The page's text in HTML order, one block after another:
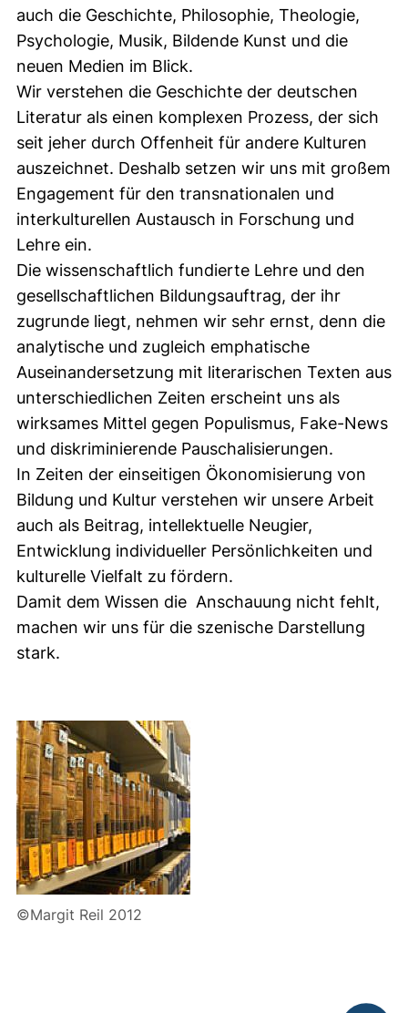
auch die Geschichte, Philosophie, Theologie,
Psychologie, Musik, Bildende Kunst und die
neuen Medien im Blick.
Wir verstehen die Geschichte der deutschen
Literatur als einen komplexen Prozess, der sich
seit jeher durch Offenheit für andere Kulturen
auszeichnet. Deshalb setzen wir uns mit großem
Engagement für den transnationalen und
interkulturellen Austausch in Forschung und
Lehre ein.
Die wissenschaftlich fundierte Lehre und den
gesellschaftlichen Bildungsauftrag, der ihr
zugrunde liegt, nehmen wir sehr ernst, denn die
analytische und zugleich emphatische
Auseinandersetzung mit literarischen Texten aus
unterschiedlichen Zeiten erscheint uns als
wirksames Mittel gegen Populismus, Fake-News
und diskriminierende Pauschalisierungen.
In Zeiten der einseitigen Ökonomisierung von
Bildung und Kultur verstehen wir unsere Arbeit
auch als Beitrag, intellektuelle Neugier,
Entwicklung individueller Persönlichkeiten und
kulturelle Vielfalt zu fördern.
Damit dem Wissen die Anschauung nicht fehlt,
machen wir uns für die szenische Darstellung
stark.
©Margit Reil 2012